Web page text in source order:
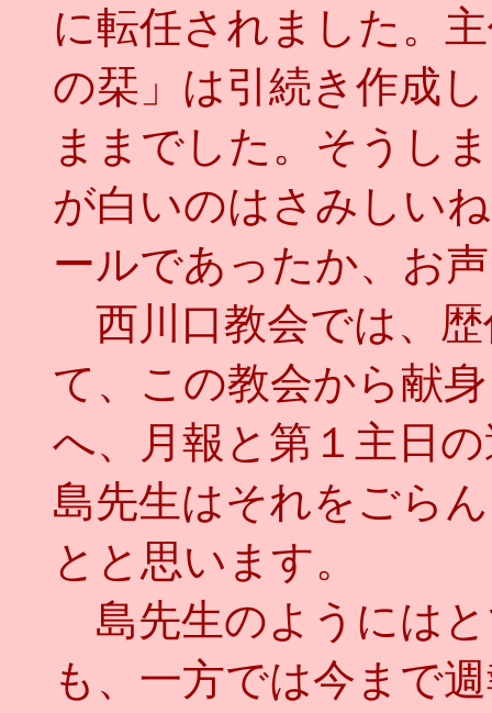
に転任されました。
の栞」は引続き作成
ままでした。そうし
が白いのはさみしい
ールであったか、お
西川口教会では、歴
て、この教会から献
へ、月報と第１主日
島先生はそれをごら
とと思います。
島先生のようには
も、一方では今まで